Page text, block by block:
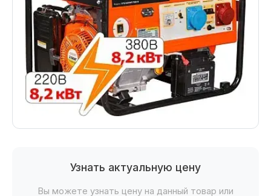
Узнать актуальную цену
Вы можете узнать цену на данный товар или